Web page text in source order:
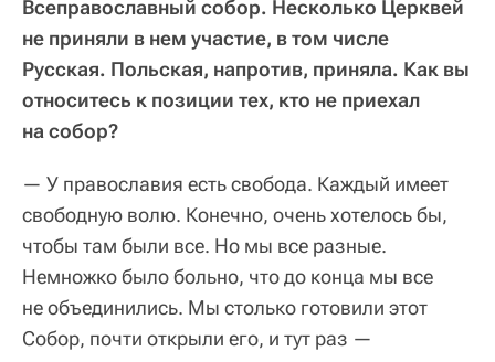
Всеправославный собор. Несколько Церквей
не приняли в нем участие, в том числе
Русская. Польская, напротив, приняла. Как вы
относитесь к позиции тех, кто не приехал
на собор?
— У православия есть свобода. Каждый имеет
свободную волю. Конечно, очень хотелось бы,
чтобы там были все. Но мы все разные.
Немножко было больно, что до конца мы все
не объединились. Мы столько готовили этот
Собор, почти открыли его, и тут раз —